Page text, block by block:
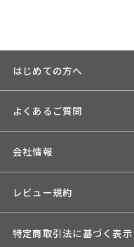
はじめての方へ
よくあるご質問
会社情報
レビュー規約
特定商取引法に基づく表示